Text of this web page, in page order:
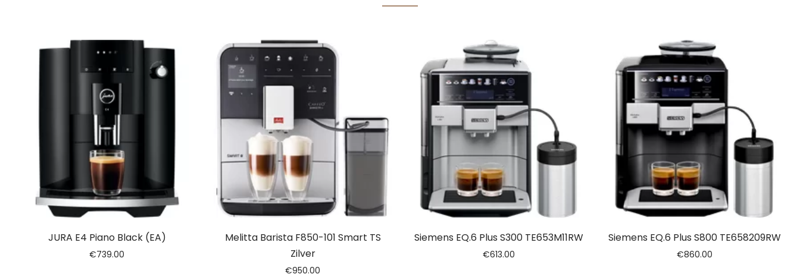
JURA E4 Piano Black (EA)
€739.00
Melitta Barista F850-101 Smart TS
Zilver
€950.00
Siemens EQ.6 Plus S300 TE653M11RW
€613.00
Siemens EQ.6 Plus S800 TE658209RW
€860.00